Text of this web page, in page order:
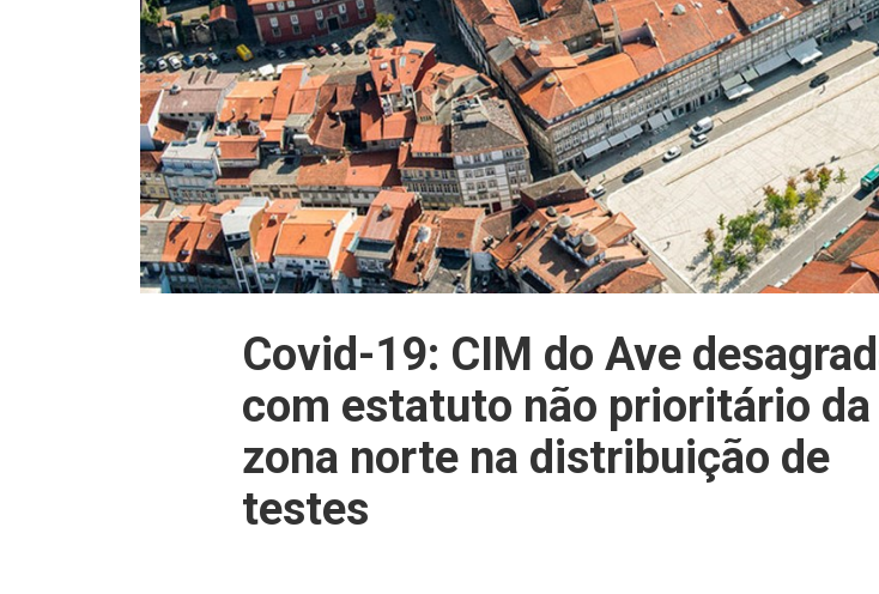
Covid-19: CIM do Ave
com estatuto não prioritário da
zona norte na distribuição de
testes